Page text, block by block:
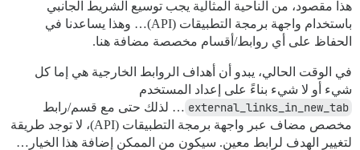
هذا مقصود، من الناحية المثالية يجب توسيع الشريط الجانبي
باستخدام واجهة برمجة التطبيقات (API)… وهذا يساعدنا في
الحفاظ على أي روابط/أقسام مخصصة مضافة هنا.
في الوقت الحالي، يبدو أن أهداف الروابط الخارجية هي إما كل
شيء أو لا شيء بناءً على إعداد المستخدم
external_links_in_new_tab … لذلك حتى مع قسم/رابط
مخصص مضاف عبر واجهة برمجة التطبيقات (API)، لا توجد طريقة
لتغيير الهدف لرابط معين. سيكون من الممكن إضافة هذا الخيار…